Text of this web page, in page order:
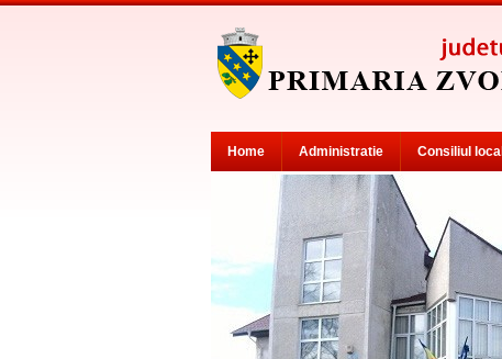
Home Administratie Consiliul local